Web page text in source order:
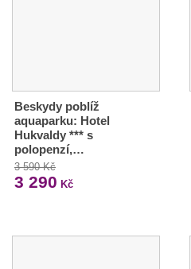
Beskydy poblíž
aquaparku: Hotel
Hukvaldy *** s
polopenzí,…
3 590 Kč
3 290 Kč